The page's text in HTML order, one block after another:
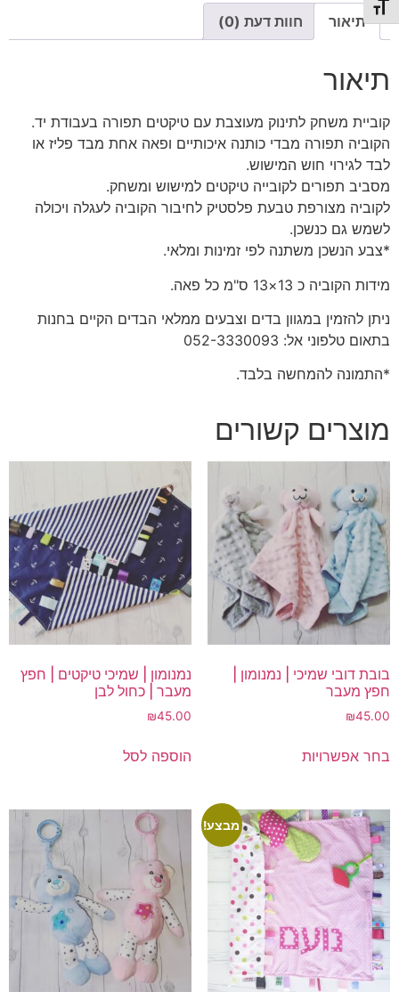
מתג גודל גופן
תיאור חוות דעת (0)
תיאור
קוביית משחק לתינוק מעוצבת עם טיקטים תפורה בעבודת יד.
הקוביה תפורה מבדי כותנה איכותיים ופאה אחת מבד פליז או
לבד לגירוי חוש המישוש.
מסביב תפורים לקובייה טיקטים למישוש ומשחק.
לקוביה מצורפת טבעת פלסטיק לחיבור הקוביה לעגלה ויכולה
לשמש גם כנשכן.
*צבע הנשכן משתנה לפי זמינות ומלאי.
מידות הקוביה כ 13×13 ס"מ כל פאה.
ניתן להזמין במגוון בדים וצבעים ממלאי הבדים הקיים בחנות
בתאום טלפוני אל: 052-3330093
*התמונה להמחשה בלבד.
מוצרים קשורים
בובת דובי שמיכי | נמנומון |
חפץ מעבר
₪45.00
בחר אפשרויותזה
סוגים.
ניתן
לבחור
האפשרויות
בעמוד
המוצר
נמנומון | שמיכי טיקטים | חפץ
מעבר | כחול לבן
₪45.00
הוספה לסל
מבצע!